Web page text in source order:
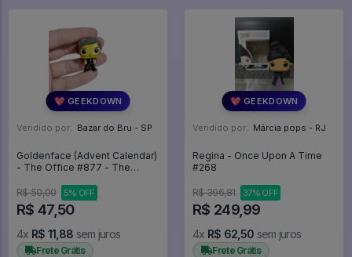
💖 GEEKDOWN
Vendido por: Bazar do Bru - SP
Goldenface (Advent Calendar)
- The Office #877 - The
R$ 50,00
5% OFF
R$ 47,50
4x R$ 11,88 sem juros
Frete Grátis
💖 GEEKDOWN
Vendido por: Márcia pops - RJ
Regina - Once Upon A Time
#268
R$ 396,81 37% OFF
R$ 249,99
4x R$ 62,50 sem juros
Frete Grátis